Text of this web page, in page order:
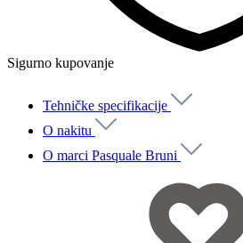
Sigurno kupovanje
Tehničke specifikacije
O nakitu
O marci Pasquale Bruni